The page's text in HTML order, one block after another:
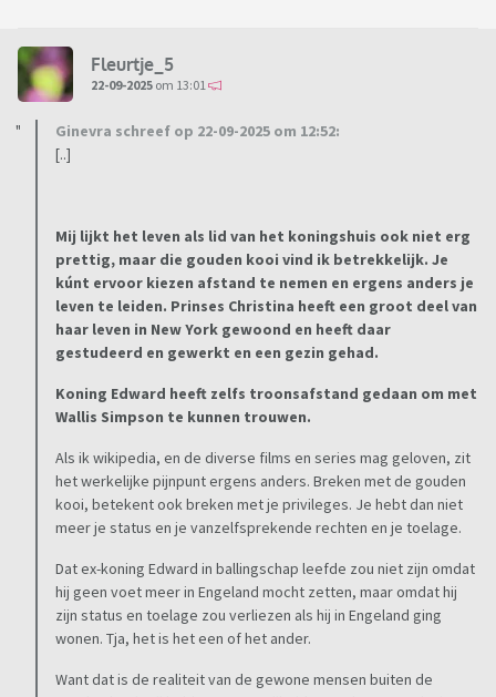
Fleurtje_5
22-09-2025 om 13:01
Ginevra schreef op 22-09-2025 om 12:52:
[..]
Mij lijkt het leven als lid van het koningshuis ook niet erg
prettig, maar die gouden kooi vind ik betrekkelijk. Je
kúnt ervoor kiezen afstand te nemen en ergens anders je
leven te leiden. Prinses Christina heeft een groot deel van
haar leven in New York gewoond en heeft daar
gestudeerd en gewerkt en een gezin gehad.
Koning Edward heeft zelfs troonsafstand gedaan om met
Wallis Simpson te kunnen trouwen.
Als ik wikipedia, en de diverse films en series mag geloven, zit
het werkelijke pijnpunt ergens anders. Breken met de gouden
kooi, betekent ook breken met je privileges. Je hebt dan niet
meer je status en je vanzelfsprekende rechten en je toelage.
Dat ex-koning Edward in ballingschap leefde zou niet zijn omdat
hij geen voet meer in Engeland mocht zetten, maar omdat hij
zijn status en toelage zou verliezen als hij in Engeland ging
wonen. Tja, het is het een of het ander.
Want dat is de realiteit van de gewone mensen buiten de